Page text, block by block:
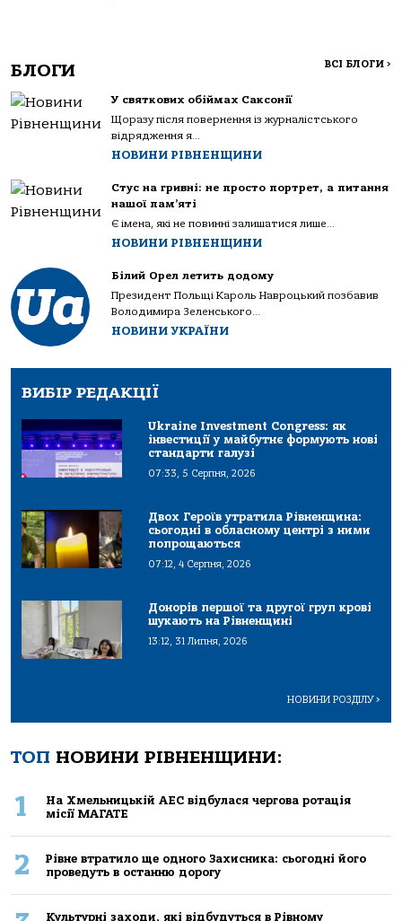
БЛОГИ ВСІ БЛОГИ >
У святкових обіймах Саксонії
Щоразу після повернення із журналістського
відрядження я...
НОВИНИ РІВНЕНЩИНИ
Стус на гривні: не просто портрет, а питання
нашої пам’яті
Є імена, які не повинні залишатися лише...
НОВИНИ РІВНЕНЩИНИ
Білий Орел летить додому
Президент Польщі Кароль Навроцький позбавив
Володимира Зеленського...
НОВИНИ УКРАЇНИ
ВИБІР РЕДАКЦІЇ
Ukraine Investment Congress: як
інвестиції у майбутнє формують нові
стандарти галузі
07:33, 5 Серпня, 2026
Двох Героїв утратила Рівненщина:
сьогодні в обласному центрі з ними
попрощаються
07:12, 4 Серпня, 2026
Донорів першої та другої груп крові
шукають на Рівненщині
13:12, 31 Липня, 2026
НОВИНИ РОЗДІЛУ>
ТОП НОВИНИ РІВНЕНЩИНИ:
1
На Хмельницькій АЕС відбулася чергова ротація
місії МАГАТЕ
2
Рівне втратило ще одного Захисника: сьогодні його
проведуть в останню дорогу
Культурні заходи, які відбудуться в Рівному